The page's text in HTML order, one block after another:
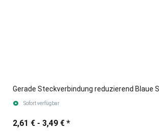
Gerade Steckverbindung reduzierend Blaue
Sofort verfügbar
2,61 € - 3,49 € *